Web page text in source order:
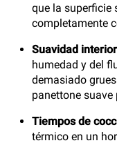
que la superficie
completamente
Suavidad
humedad y del
demasiado
panettone
Tiempos de
térmico en un